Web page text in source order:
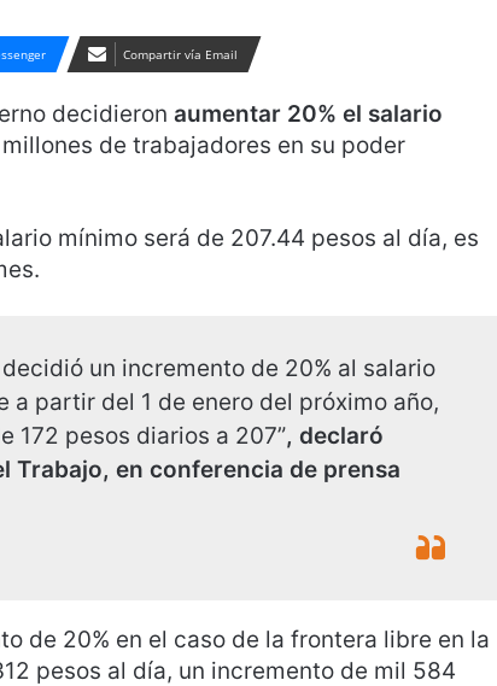
Compartir vía Email
decidieron aumentar 20% el salario
de trabajadores en su poder
mínimo será de 207.44 pesos al día, es
un incremento de 20% al salario
partir del 1 de enero del próximo año,
172 pesos diarios a 207”, declaró
Trabajo, en conferencia de prensa
de 20% en el caso de la frontera libre en la
pesos al día, un incremento de mil 584